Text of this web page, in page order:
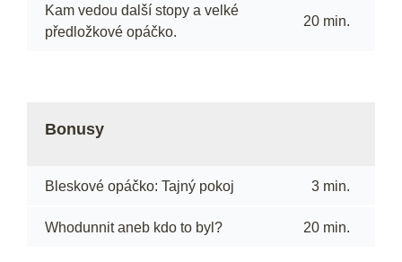
Kam vedou další stopy a velké
předložkové opáčko.
20 min.
Bonusy
Bleskové opáčko: Tajný pokoj 3 min.
Whodunnit aneb kdo to byl? 20 min.